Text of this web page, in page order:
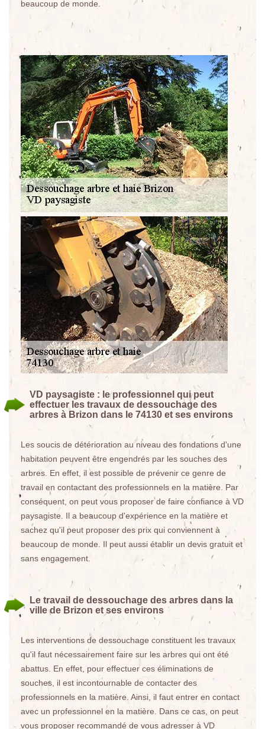
beaucoup de monde.
VD paysagiste : le professionnel qui peut
effectuer les travaux de dessouchage des
arbres à Brizon dans le 74130 et ses environs
Les soucis de détérioration au niveau des fondations d'une
habitation peuvent être engendrés par les souches des
arbres. En effet, il est possible de prévenir ce genre de
travail en contactant des professionnels en la matière. Par
conséquent, on peut vous proposer de faire confiance à VD
paysagiste. Il a beaucoup d'expérience en la matière et
sachez qu'il peut proposer des prix qui conviennent à
beaucoup de monde. Il peut aussi établir un devis gratuit et
sans engagement.
Le travail de dessouchage des arbres dans la
ville de Brizon et ses environs
Les interventions de dessouchage constituent les travaux
qu'il faut nécessairement faire sur les arbres qui ont été
abattus. En effet, pour effectuer ces éliminations de
souches, il est incontournable de contacter des
professionnels en la matière. Ainsi, il faut entrer en contact
avec un professionnel en la matière. Dans ce cas, on peut
vous proposer recommandé de vous adresser à VD